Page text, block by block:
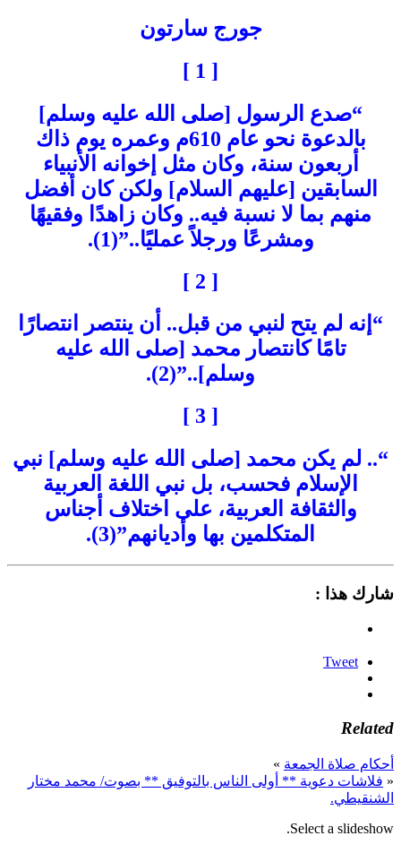
جورج سارتون
[ 1 ]
“صدع الرسول [صلى الله عليه وسلم]
بالدعوة نحو عام 610م وعمره يوم ذاك
أربعون سنة، وكان مثل إخوانه الأنبياء
السابقين [عليهم السلام] ولكن كان أفضل
منهم بما لا نسبة فيه.. وكان زاهدًا وفقيهًا
ومشرعًا ورجلاً عمليًا..”(1).
[ 2 ]
“إنه لم يتح لنبي من قبل.. أن ينتصر انتصارًا
تامًا كانتصار محمد [صلى الله عليه
وسلم]..”(2).
[ 3 ]
“.. لم يكن محمد [صلى الله عليه وسلم] نبي
الإسلام فحسب، بل نبي اللغة العربية
والثقافة العربية، على اختلاف أجناس
المتكلمين بها وأديانهم”(3).
شارك هذا :
Tweet
Related
أحكام صلاة الجمعة »
« فلاشات دعوية ** أولى الناس بالتوفيق ** بصوت/ محمد مختار
الشنقيطي.
Select a slideshow.